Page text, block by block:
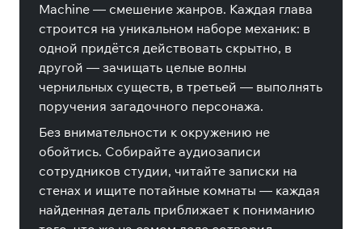
Machine — смешение жанров. Каждая глава
строится на уникальном наборе механик: в
одной придётся действовать скрытно, в
другой — зачищать целые волны
чернильных существ, в третьей — выполнять
поручения загадочного персонажа.
Без внимательности к окружению не
обойтись. Собирайте аудиозаписи
сотрудников студии, читайте записки на
стенах и ищите потайные комнаты — каждая
найденная деталь приближает к пониманию